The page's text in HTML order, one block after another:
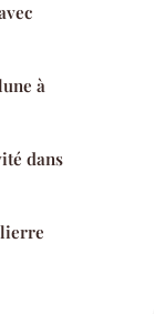
à
dans
lierre